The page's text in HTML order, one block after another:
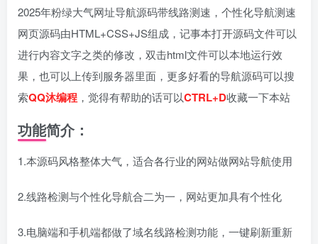
2025年粉绿大气网址导航源码带线路测速，个性化导航测速
网页源码由HTML+CSS+JS组成，记事本打开源码文件可以
进行内容文字之类的修改，双击html文件可以本地运行效
果，也可以上传到服务器里面，更多好看的导航源码可以搜
索QQ沐编程 ，觉得有帮助的话可以CTRL+D收藏一下本站
功能简介：
1.本源码风格整体大气，适合各行业的网站做网站导航使用
2.线路检测与个性化导航合二为一，网站更加具有个性化
3.电脑端和手机端都做了域名线路检测功能，一键刷新重新